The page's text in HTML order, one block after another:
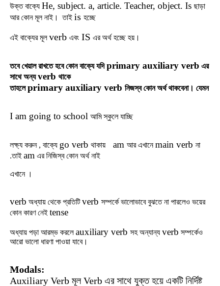
উক্ত বাক্যে He, subject. a, article. Teacher, object. Is ছাড়া
আর কোন মূল নাই। তাই is হচ্ছে
এই বাক্যের মূলverb এবং IS এর অর্থ হচ্ছে হয়।
তবে খেয়াল রাখতে হবে কোন বাক্যে যদি primary auxiliary verb এর
সাথে অন্য verb থাকে
তাহলে primary auxiliary verb নিজস্ব কোন অর্থ থাকবেনা। যেমন
I am going to school আমি স্কুলে যাচ্ছি
লক্ষ্য করুন , বাক্যে go verb থাকায় am আর এখানে main verb না
.তাই am এর নিজিস্ব কোন অর্থ নাই
এখানে ।
verb অধ্যায় থেকে প্রতিটি verb সম্পর্কে ভালোভাবে বুঝতে না পারলেও ভয়ের
কোন কারণ নেই tense
অধ্যায় পড়া আরম্ভ করলে auxiliary verb সহ অন্যান্য verb সম্পর্কেও
আরো ভালো ধারণা পাওয়া যাবে।
Modals:
Auxiliary Verb মূল Verb এর সাথে যুক্ত হয়ে একটি নির্দিষ্ট